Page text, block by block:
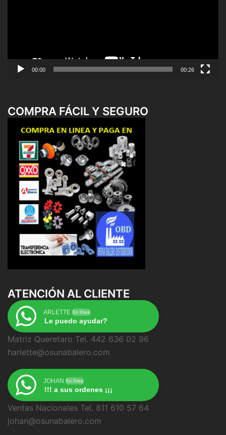
00:00 00:26
COMPRA FÁCIL Y SEGURO
ATENCIÓN AL CLIENTE
ARLETTE En línea
Le puedo ayudar?
Matriz Queretaro Tel. 442 636 02 96
harlette@osunabalero.com
JOHAN En línea
!!! a sus ordenes ¡¡¡
Ventas Nacionales Tel. 811 610 57 64
johan@osunabalero.com